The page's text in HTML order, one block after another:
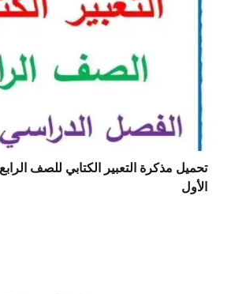
تحميل مذكرة التعبير الكتابي للصف الرابع
الأول